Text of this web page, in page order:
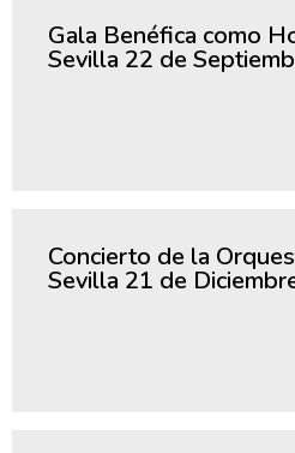
Gala Benéfica como
Sevilla 22 de
Concierto de la
Sevilla 21 de